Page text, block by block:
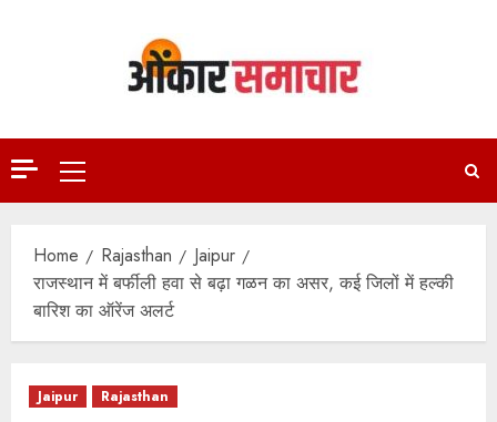
Primary
Menu
Home Rajasthan
Jaipur
राजस्थान में बर्फीली हवा से बढ़ा गळन का असर, कई जिलों में हल्की
बारिश का ऑरेंज अलर्ट
Jaipur Rajasthan